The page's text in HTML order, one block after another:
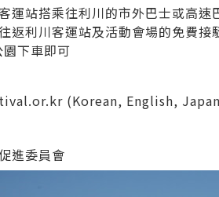
運站搭乘往利川的市外巴士或高速
返利川客運站及活動會場的免費
下車即可
(Korean, English,
進委員會